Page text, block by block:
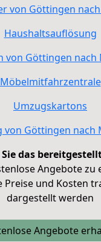
von Göttingen
Haushaltsauflösung
von Göttingen nach
Möbelmitfahrzentrale
Umzugskartons
von Göttingen nach
das
Angebote zu
Preise und Kosten
dargestellt werden
Angebote